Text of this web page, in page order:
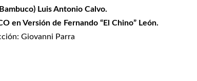
Luis Antonio Calvo.
en Versión de Fernando “El Chino” León.
Giovanni Parra